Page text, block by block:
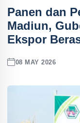
Panen dan
Madiun,
Ekspor
08 MAY 2026